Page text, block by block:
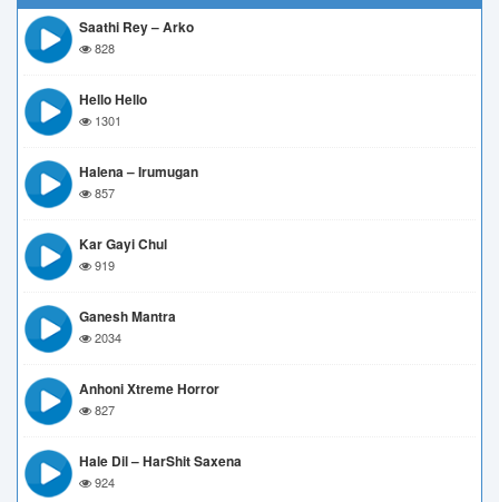
Saathi Rey – Arko
828
Hello Hello
1301
Halena – Irumugan
857
Kar Gayi Chul
919
Ganesh Mantra
2034
Anhoni Xtreme Horror
827
Hale Dil – HarShit Saxena
924